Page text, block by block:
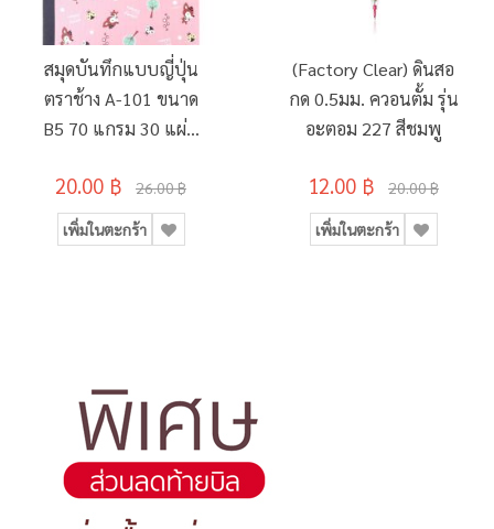
สมุดบันทึกแบบญี่ปุ่น
ตราช้าง A-101 ขนาด
B5 70 แกรม 30 แผ่น
20.00 ฿ 26.00 ฿
เพิ่มในตะกร้า
(Factory Clear) ดินสอ
กด 0.5มม. ควอนตั้ม รุ่น
อะตอม 227 สีชมพู
12.00 ฿ 20.00 ฿
เพิ่มในตะกร้า